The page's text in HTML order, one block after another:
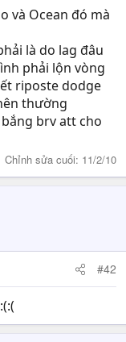
và Ocean đó mà
là do lag đâu
phải lộn vòng
riposte dodge
thường
brv att cho
Chỉnh sửa cuối: 11/2/10
#42